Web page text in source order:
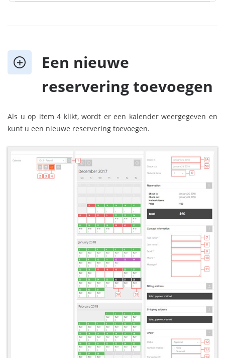
Een nieuwe
reservering toevoegen
Als u op item 4 klikt, wordt er een kalender weergegeven en
kunt u een nieuwe reservering toevoegen.